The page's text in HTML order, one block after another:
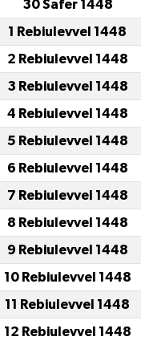
30 Safer 1448
1 Rebiulevvel 1448
2 Rebiulevvel 1448
3 Rebiulevvel 1448
4 Rebiulevvel 1448
5 Rebiulevvel 1448
6 Rebiulevvel 1448
7 Rebiulevvel 1448
8 Rebiulevvel 1448
9 Rebiulevvel 1448
10 Rebiulevvel 1448
11 Rebiulevvel 1448
12 Rebiulevvel 1448